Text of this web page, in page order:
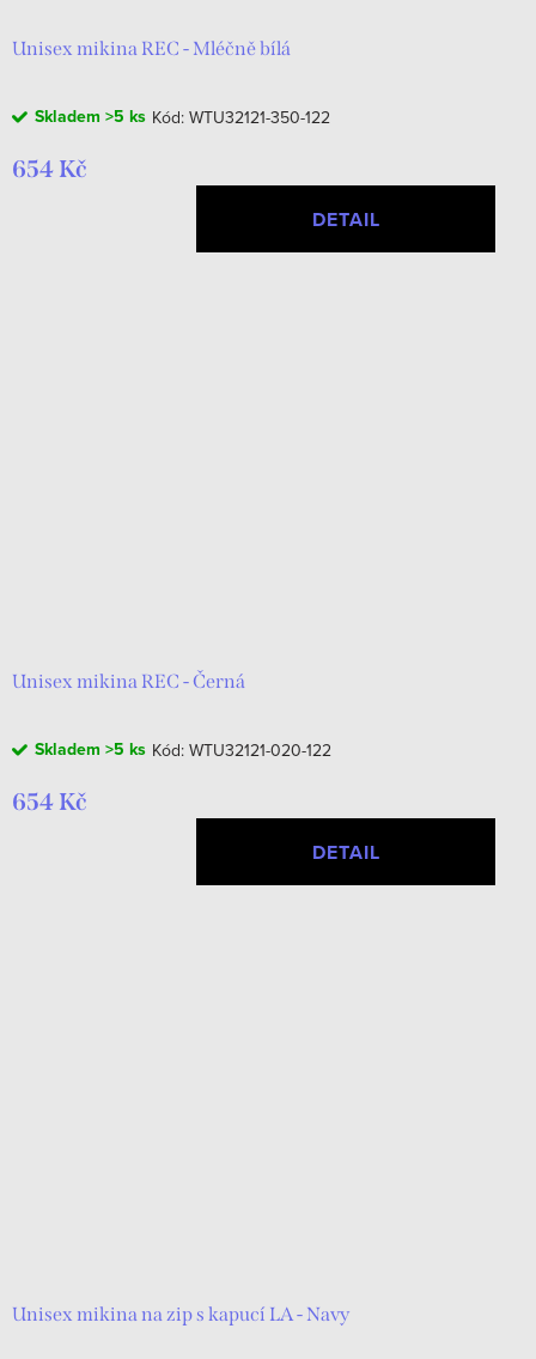
Unisex mikina REC - Mléčně bílá
Skladem >5 ks Kód: WTU32121-350-122
654 Kč
DETAIL
Unisex mikina REC - Černá
Skladem >5 ks Kód: WTU32121-020-122
654 Kč
DETAIL
Unisex mikina na zip s kapucí LA - Navy